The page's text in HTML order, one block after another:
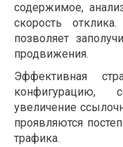
содержимое,
скорость
позволяет
продвижения.
Эффективная
конфигурацию,
увеличение
проявляются
трафика.